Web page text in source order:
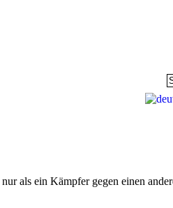
als ein Kämpfer gegen einen